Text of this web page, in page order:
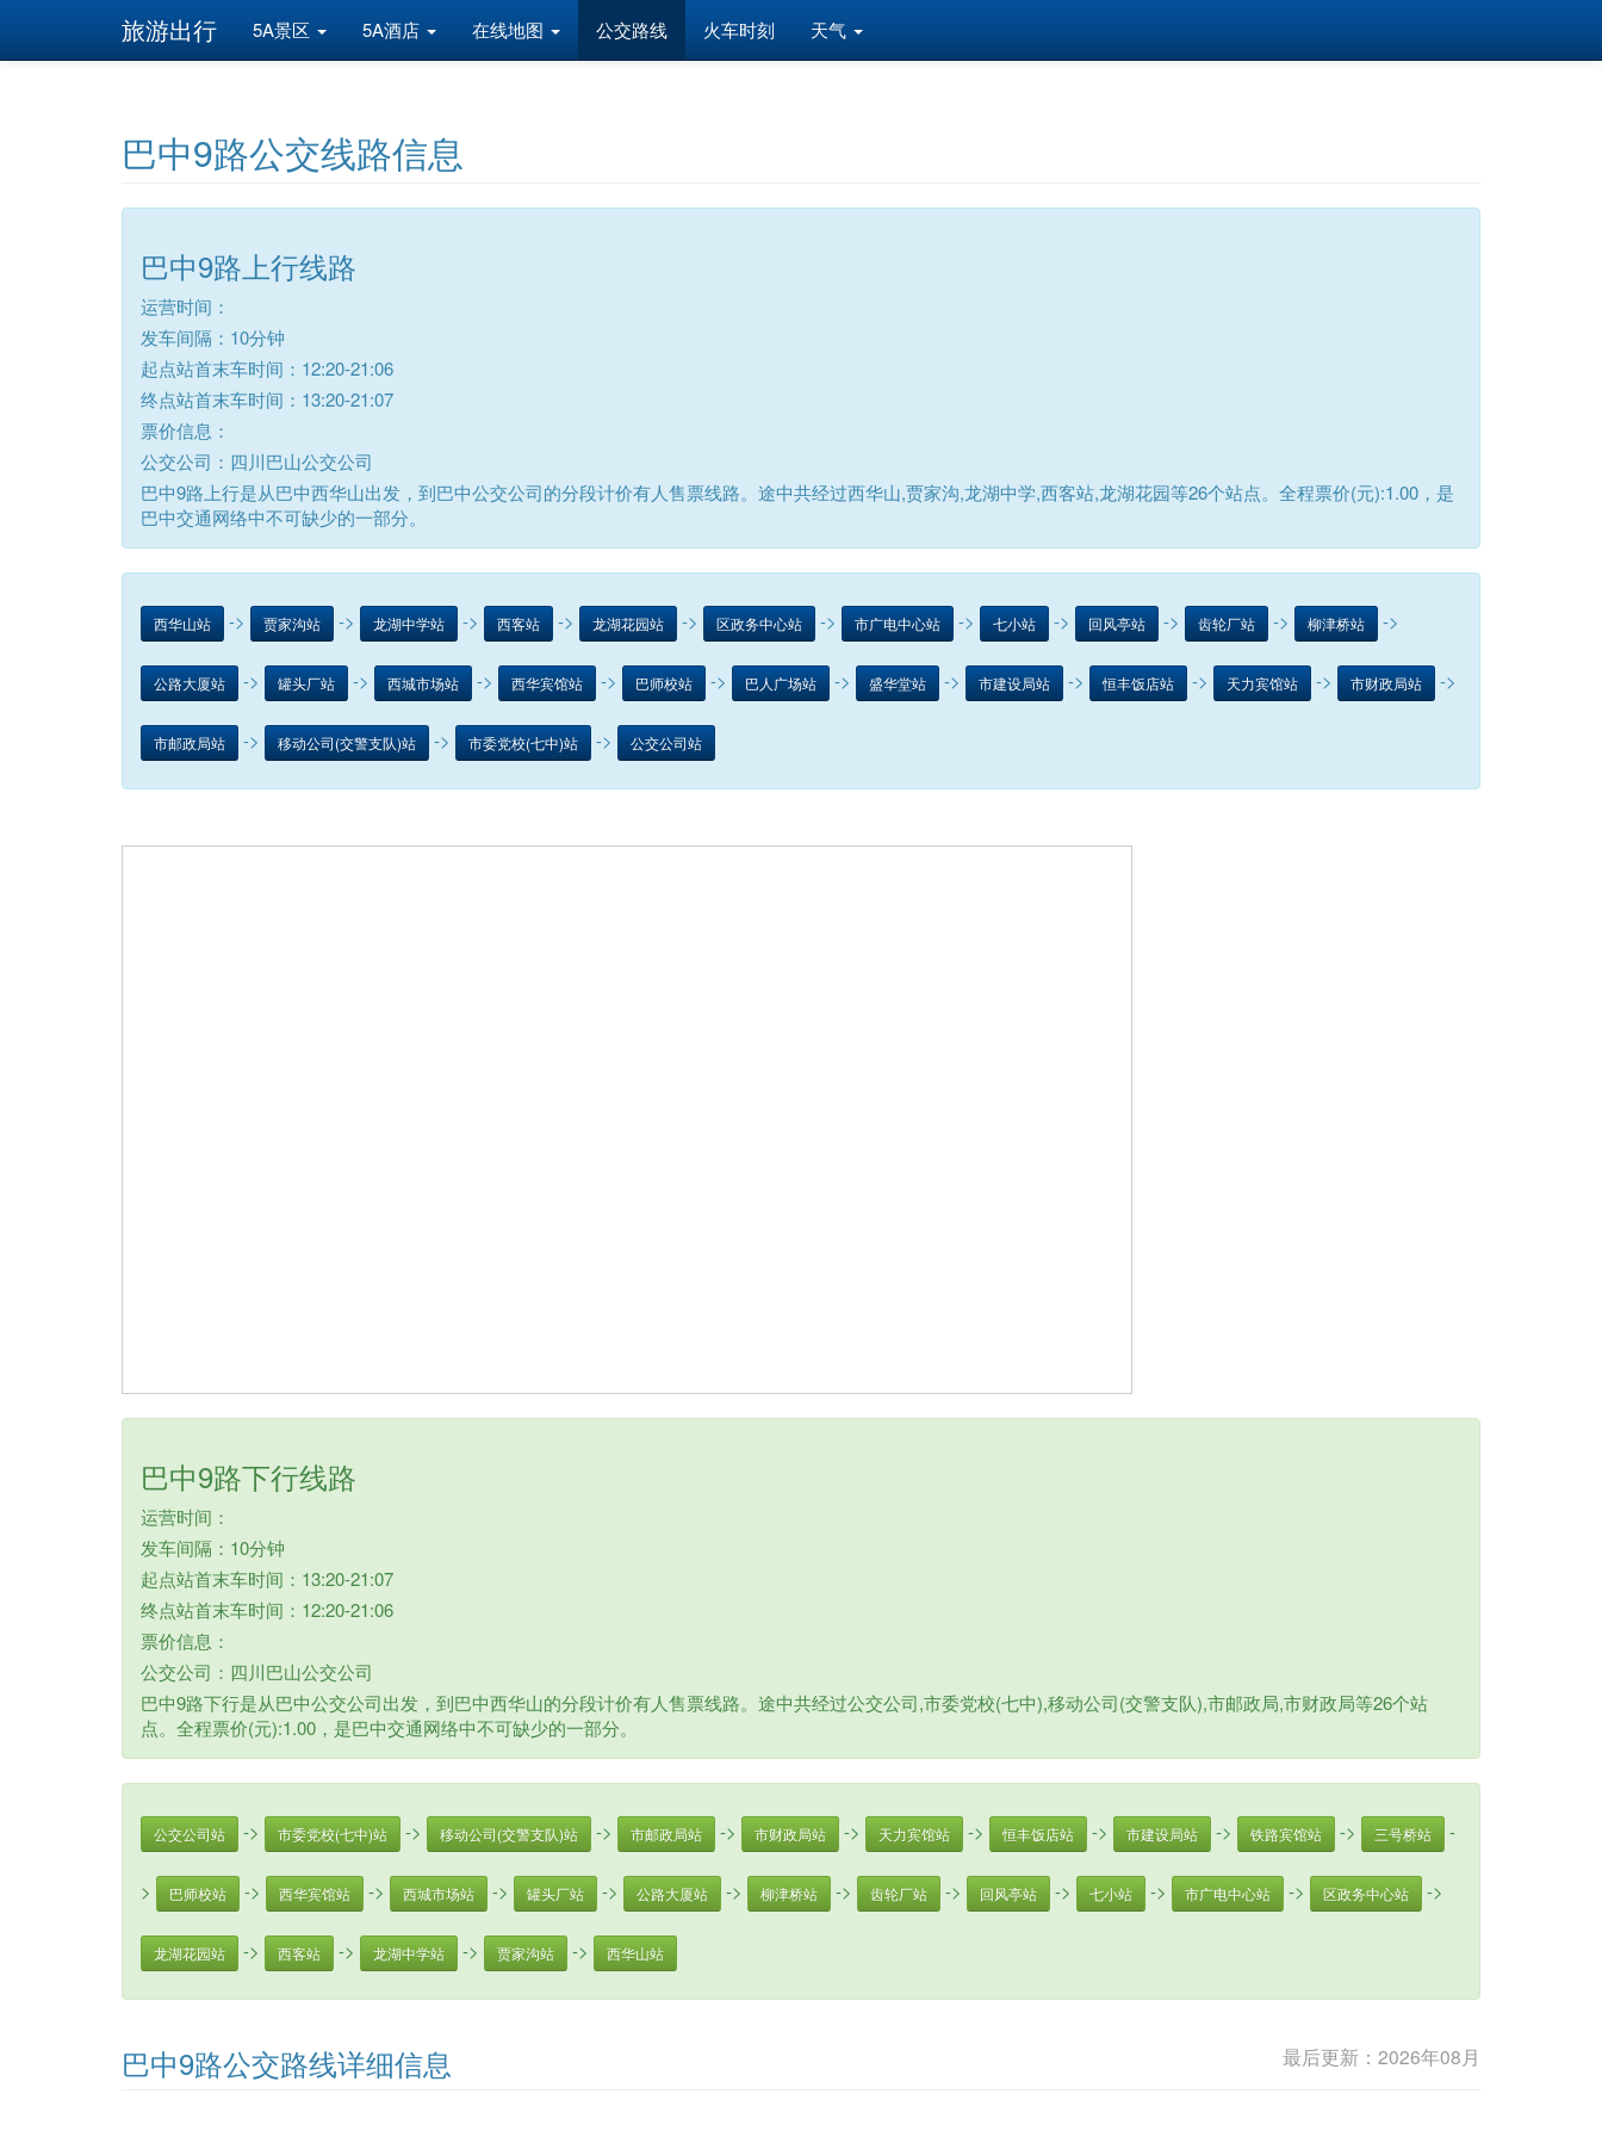
旅游出行 5A景区 5A酒店 在线地图 公交路线 火车时刻 天气
巴中9路公交线路信息
巴中9路上行线路
运营时间：
发车间隔：10分钟
起点站首末车时间：12:20-21:06
终点站首末车时间：13:20-21:07
票价信息：
公交公司：四川巴山公交公司
巴中9路上行是从巴中西华山出发，到巴中公交公司的分段计价有人售票线路。途中共经过西华山,贾家沟,龙湖中学,西客站,龙湖花园等26个站点。全程票价(元):1.00，是
巴中交通网络中不可缺少的一部分。
西华山站 -> 贾家沟站 -> 龙湖中学站 -> 西客站 -> 龙湖花园站 -> 区政务中心站 -> 市广电中心站 -> 七小站 -> 回风亭站 -> 齿轮厂站 -> 柳津桥站 ->
公路大厦站 -> 罐头厂站 -> 西城市场站 -> 西华宾馆站 -> 巴师校站 -> 巴人广场站 -> 盛华堂站 -> 市建设局站 -> 恒丰饭店站 -> 天力宾馆站 -> 市财政局站 ->
市邮政局站 -> 移动公司(交警支队)站 -> 市委党校(七中)站 -> 公交公司站
巴中9路下行线路
运营时间：
发车间隔：10分钟
起点站首末车时间：13:20-21:07
终点站首末车时间：12:20-21:06
票价信息：
公交公司：四川巴山公交公司
巴中9路下行是从巴中公交公司出发，到巴中西华山的分段计价有人售票线路。途中共经过公交公司,市委党校(七中),移动公司(交警支队),市邮政局,市财政局等26个站
点。全程票价(元):1.00，是巴中交通网络中不可缺少的一部分。
公交公司站 -> 市委党校(七中)站 -> 移动公司(交警支队)站 -> 市邮政局站 -> 市财政局站 -> 天力宾馆站 -> 恒丰饭店站 -> 市建设局站 -> 铁路宾馆站 -> 三号桥站 -
> 巴师校站 -> 西华宾馆站 -> 西城市场站 -> 罐头厂站 -> 公路大厦站 -> 柳津桥站 -> 齿轮厂站 -> 回风亭站 -> 七小站 -> 市广电中心站 -> 区政务中心站 ->
龙湖花园站 -> 西客站 -> 龙湖中学站 -> 贾家沟站 -> 西华山站
巴中9路公交路线详细信息 最后更新：2026年08月